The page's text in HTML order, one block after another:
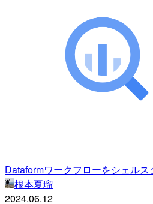
Dataformワークフローをシェル
根本夏瑠
2024.06.12